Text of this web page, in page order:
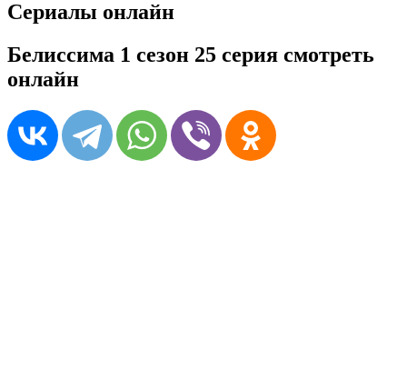
Сериалы онлайн
Белиссима 1 сезон 25 серия смотреть
онлайн